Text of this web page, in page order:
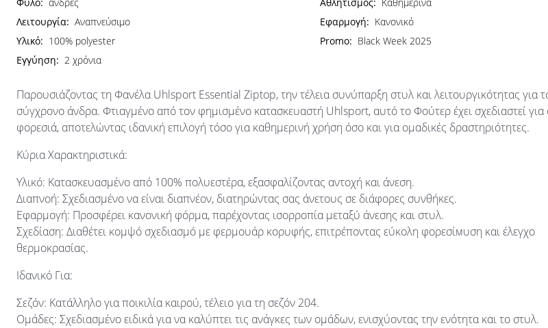
Λειτουργία: Αναπνεύσιμο Εφαρμογή: Κανονικό
Υλικό: 100% polyester Promo: Black Week 2025
Εγγύηση: 2 χρόνια
Παρουσιάζοντας τη Φανέλα Uhlsport Essential Ziptop, την τέλεια συνύπαρξη στυλ και λειτουργικότητας για
σύγχρονο άνδρα. Φτιαγμένο από τον φημισμένο κατασκευαστή Uhlsport, αυτό το Φούτερ έχει σχεδιαστεί για
φορεσιά, αποτελώντας ιδανική επιλογή τόσο για καθημερινή χρήση όσο και για ομαδικές δραστηριότητες.
Κύρια Χαρακτηριστικά:
Υλικό: Κατασκευασμένο από 100% πολυεστέρα, εξασφαλίζοντας αντοχή και άνεση.
Διαπνοή: Σχεδιασμένο να είναι διαπνέον, διατηρώντας σας άνετους σε διάφορες συνθήκες.
Εφαρμογή: Προσφέρει κανονική φόρμα, παρέχοντας ισορροπία μεταξύ άνεσης και στυλ.
Σχεδίαση: Διαθέτει κομψό σχεδιασμό με φερμουάρ κορυφής, επιτρέποντας εύκολη φορεσίмυση και έλεγχο
θερμοκρασίας.
Ιδανικό Για:
Σεζόν: Κατάλληλο για ποικιλία καιρού, τέλειο για τη σεζόν 204.
Ομάδες: Σχεδιασμένο ειδικά για να καλύπτει τις ανάγκες των ομάδων, ενισχύοντας την ενότητα και το στυλ.